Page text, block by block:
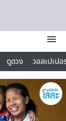
menu
ดูดวง
วอลเปเป